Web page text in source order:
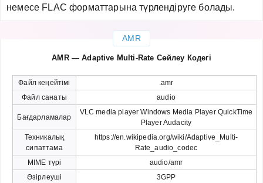
немесе FLAC форматтарына түрлендіруге болады.
AMR
AMR — Adaptive Multi-Rate Сөйлеу Кодегі
Файл кеңейтімі
.amr
Файл санаты
audio
Бағдарламалар
VLC media player Windows Media Player QuickTime
Player Audacity
Техникалық
сипаттама
https://en.wikipedia.org/wiki/Adaptive_Multi-
Rate_audio_codec
MIME түрі
audio/amr
Әзірлеуші
3GPP